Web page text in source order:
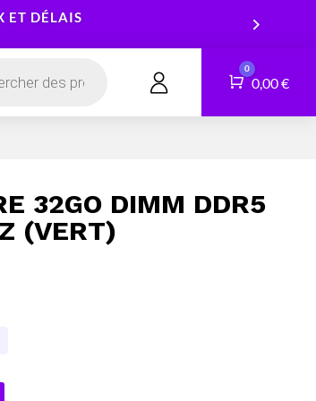
ET DÉLAIS
Panier
0
0,00€
32GO DIMM DDR5
(VERT)
Services